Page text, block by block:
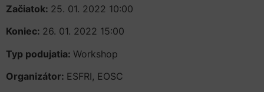
Začiatok: 25. 01. 2022 10:00
Koniec: 26. 01. 2022 15:00
Typ podujatia: Workshop
Organizátor: ESFRI, EOSC